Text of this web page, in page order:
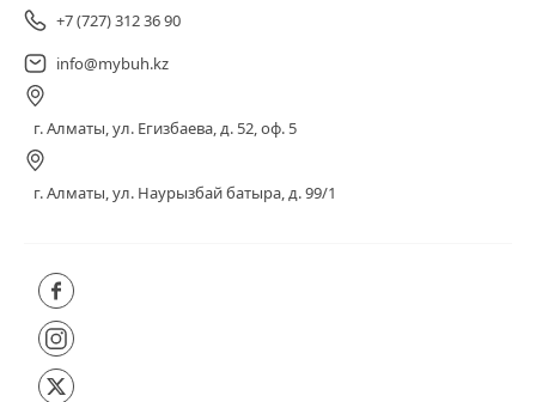
+7 (727) 312 36 90
info@mybuh.kz
г. Алматы, ул. Егизбаева, д. 52, оф. 5
г. Алматы, ул. Наурызбай батыра, д. 99/1